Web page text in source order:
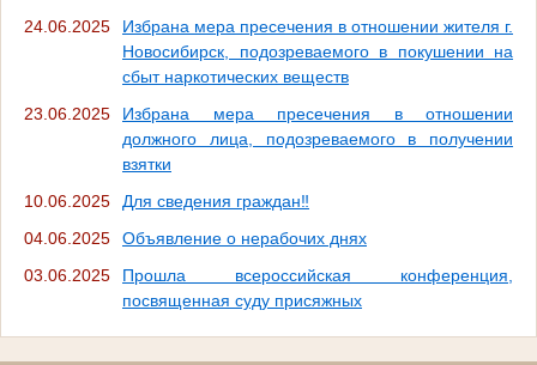
24.06.2025
Избрана мера пресечения в отношении жителя г.
Новосибирск, подозреваемого в покушении на
сбыт наркотических веществ
23.06.2025
Избрана мера пресечения в отношении
должного лица, подозреваемого в получении
взятки
10.06.2025
Для сведения граждан‼
04.06.2025
Объявление о нерабочих днях
03.06.2025
Прошла всероссийская конференция,
посвященная суду присяжных